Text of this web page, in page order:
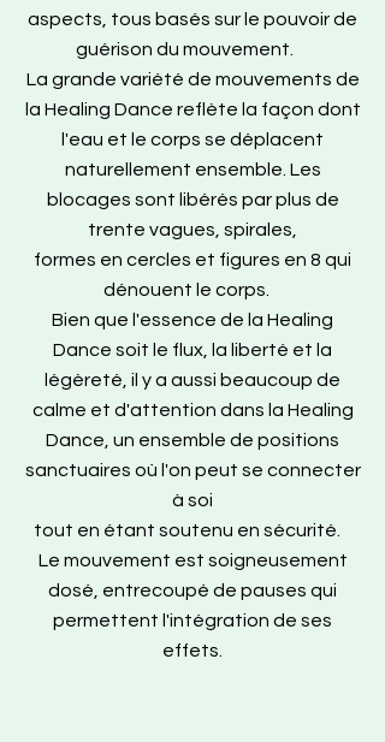
aspects, tous basés sur le pouvoir de
guérison du mouvement.
La grande variété de mouvements de
la Healing Dance reflète la façon dont
l'eau et le corps se déplacent
naturellement ensemble. Les
blocages sont libérés par plus de
trente vagues, spirales,
formes en cercles et figures en 8 qui
dénouent le corps.
Bien que l'essence de la Healing
Dance soit le flux, la liberté et la
légèreté, il y a aussi beaucoup de
calme et d'attention dans la Healing
Dance, un ensemble de positions
sanctuaires où l'on peut se connecter
à soi
tout en étant soutenu en sécurité.
Le mouvement est soigneusement
dosé, entrecoupé de pauses qui
permettent l'intégration de ses
effets.